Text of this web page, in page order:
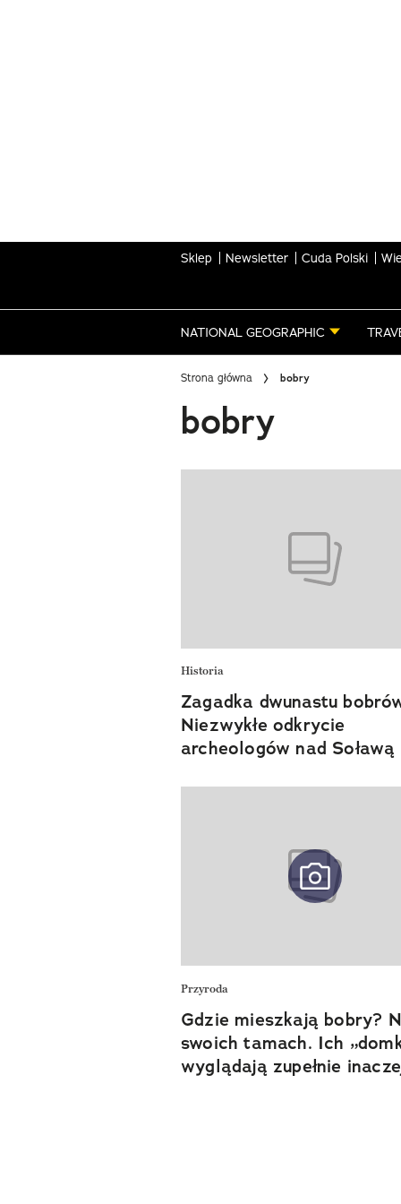
Sklep Newsletter Cuda Polski
NATIONAL GEOGRAPHIC
Strona główna bobry
bobry
Historia
Zagadka dwunastu
Niezwykłe odkrycie
archeologów nad Soławą
Przyroda
Gdzie mieszkają bobry?
swoich tamach. Ich
wyglądają zupełnie